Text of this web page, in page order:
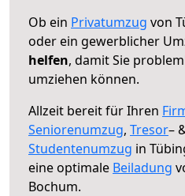
Ob ein Privatumzug von
oder ein gewerblicher
helfen, damit Sie
umziehen können.
Allzeit bereit für Ihren
Seniorenumzug, Tresor–
Studentenumzug in
eine optimale Beiladung
Bochum.